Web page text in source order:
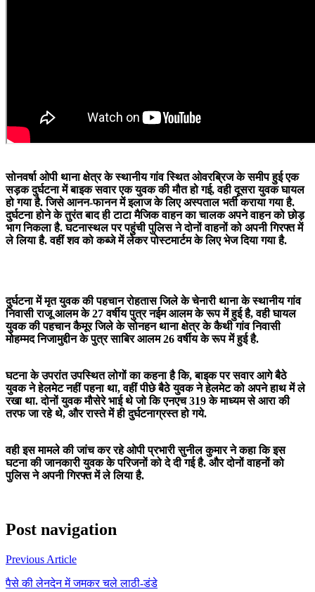
सोनवर्षा ओपी थाना क्षेत्र के स्थानीय गांव स्थित ओवरब्रिज के समीप हुई एक
सड़क दुर्घटना में बाइक सवार एक युवक की मौत हो गई, वही दूसरा युवक घायल
हो गया है. जिसे आनन-फानन में इलाज के लिए अस्पताल भर्ती कराया गया है.
दुर्घटना होने के तुरंत बाद ही टाटा मैजिक वाहन का चालक अपने वाहन को छोड़
भाग निकला है. घटनास्थल पर पहुंची पुलिस ने दोनों वाहनों को अपनी गिरफ्त में
ले लिया है. वहीं शव को कब्जे में लेकर पोस्टमार्टम के लिए भेज दिया गया है.
दुर्घटना में मृत युवक की पहचान रोहतास जिले के चेनारी थाना के स्थानीय गांव
निवासी राजू आलम के 27 वर्षीय पुत्र नईम आलम के रूप में हुई है, वही घायल
युवक की पहचान कैमूर जिले के सोनहन थाना क्षेत्र के कैथी गांव निवासी
मोहम्मद निजामुद्दीन के पुत्र साबिर आलम 26 वर्षीय के रूप में हुई है.
घटना के उपरांत उपस्थित लोगों का कहना है कि, बाइक पर सवार आगे बैठे
युवक ने हेलमेट नहीं पहना था, वहीं पीछे बैठे युवक ने हेलमेट को अपने हाथ में ले
रखा था. दोनों युवक मौसेरे भाई थे जो कि एनएच 319 के माध्यम से आरा की
तरफ जा रहे थे, और रास्ते में ही दुर्घटनाग्रस्त हो गये.
वही इस मामले की जांच कर रहे ओपी प्रभारी सुनील कुमार ने कहा कि इस
घटना की जानकारी युवक के परिजनों को दे दी गई है. और दोनों वाहनों को
पुलिस ने अपनी गिरफ्त में ले लिया है.
Post navigation
Previous Article
पैसे की लेनदेन में जमकर चले लाठी-डंडे